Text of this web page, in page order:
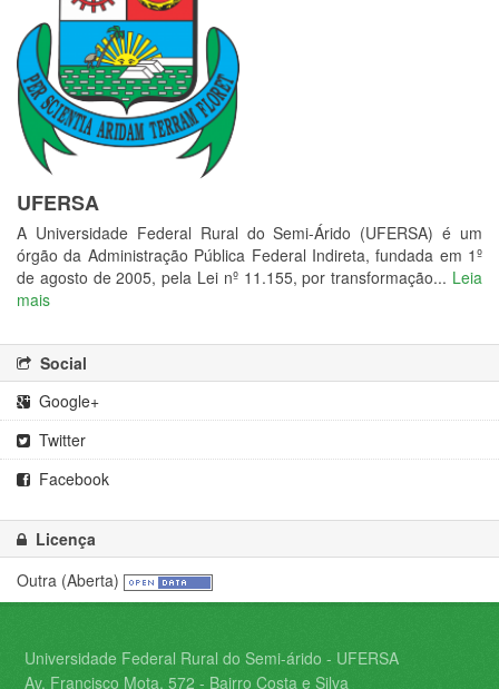
UFERSA
A Universidade Federal Rural do Semi-Árido (UFERSA) é um
órgão da Administração Pública Federal Indireta, fundada em 1º
de agosto de 2005, pela Lei nº 11.155, por transformação... Leia
mais
Social
Google+
Twitter
Facebook
Licença
Outra (Aberta)
Universidade Federal Rural do Semi-árido - UFERSA
Av. Francisco Mota, 572 - Bairro Costa e Silva